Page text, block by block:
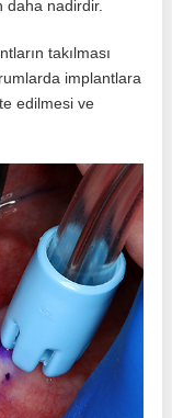
daha nadirdir.
takılması
implantlara
edilmesi ve